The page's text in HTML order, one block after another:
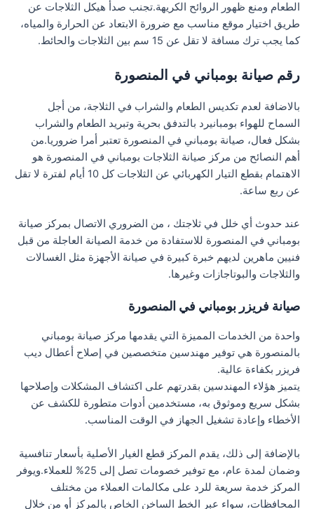
الطعام ومنع ظهور الروائح الكريهة.تجنب صدأ هيكل الثلاجات عن
طريق اختيار موقع مناسب مع ضرورة الابتعاد عن الحرارة والمياه،
كما يجب ترك مسافة لا تقل عن 15 سم بين الثلاجات والحائط.
رقم صيانة بومباني في المنصورة
بالاضافة لعدم تكديس الطعام والشراب في الثلاجة، من أجل
السماح للهواء بومبانيرد بالتدفق بحرية وتبريد الطعام والشراب
بشكل فعال، صيانة بومباني في المنصورة تعتبر أمرا ضروريا.من
أهم النصائح من مركز صيانة الثلاجات بومباني في المنصورة هو
الاهتمام بقطع التيار الكهربائي عن الثلاجات كل 10 أيام لفترة لا تقل
عن ربع ساعة.
عند حدوث أي خلل في ثلاجتك ، من الضروري الاتصال بمركز صيانة
بومباني في المنصورة للاستفادة من خدمة الصيانة العاجلة من قبل
فنيين ماهرين لديهم خبرة كبيرة في صيانة الأجهزة مثل الغسالات
والثلاجات والبوتاجازات وغيرها.
صيانة فريزر بومباني في المنصورة
واحدة من الخدمات المميزة التي يقدمها مركز صيانة بومباني
بالمنصورة هي توفير مهندسين متخصصين في إصلاح أعطال ديب
فريزر بكفاءة عالية.
يتميز هؤلاء المهندسين بقدرتهم على اكتشاف المشكلات وإصلاحها
بشكل سريع وموثوق به، مستخدمين أدوات متطورة للكشف عن
الأخطاء وإعادة تشغيل الجهاز في الوقت المناسب.
بالإضافة إلى ذلك، يقدم المركز قطع الغيار الأصلية بأسعار تنافسية
وضمان لمدة عام، مع توفير خصومات تصل إلى 25% للعملاء.ويوفر
المركز خدمة سريعة للرد على مكالمات العملاء من مختلف
المحافظات، سواء عبر الخط الساخن الخاص بالمركز أو من خلال